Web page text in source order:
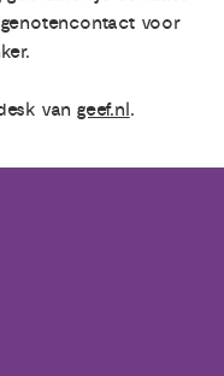
voor
van geef.nl.